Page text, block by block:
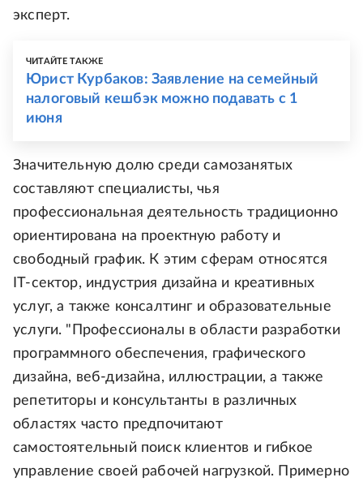
эксперт.
ЧИТАЙТЕ ТАКЖЕ
Юрист Курбаков: Заявление на семейный
налоговый кешбэк можно подавать с 1
июня
Значительную долю среди самозанятых
составляют специалисты, чья
профессиональная деятельность традиционно
ориентирована на проектную работу и
свободный график. К этим сферам относятся
IT-сектор, индустрия дизайна и креативных
услуг, а также консалтинг и образовательные
услуги. "Профессионалы в области разработки
программного обеспечения, графического
дизайна, веб-дизайна, иллюстрации, а также
репетиторы и консультанты в различных
областях часто предпочитают
самостоятельный поиск клиентов и гибкое
управление своей рабочей нагрузкой. Примерно